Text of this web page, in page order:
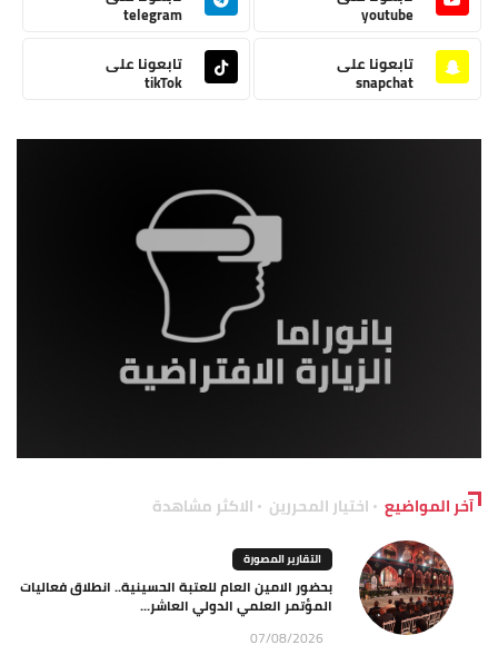
youtube
telegram
تابعونا على
snapchat
تابعونا على
tikTok
آخر المواضيع اختيار المحررين الاكثر مشاهدة
التقارير المصورة
بحضور الامين العام للعتبة الحسينية.. انطلاق فعاليات
المؤتمر العلمي الدولي العاشر...
07/08/2026